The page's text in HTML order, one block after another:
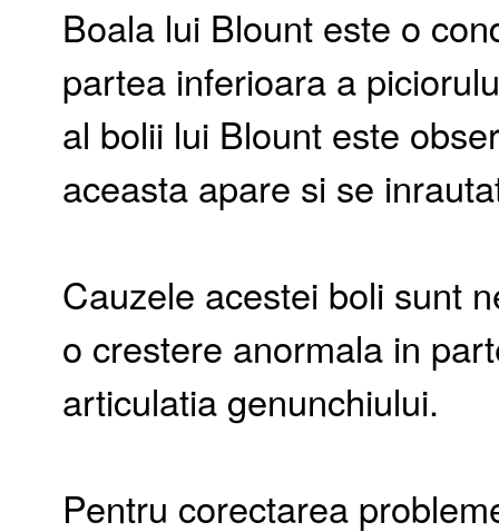
Boala lui Blount este o
partea inferioara a
al bolii lui Blount este
aceasta apare si se
Cauzele acestei boli sunt
o crestere anormala in
articulatia genunchiului.
Pentru corectarea